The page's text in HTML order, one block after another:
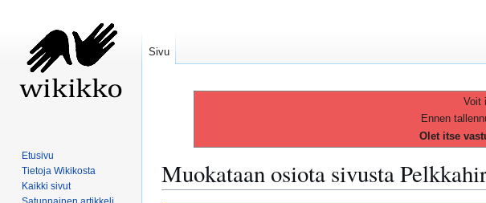
Voit
Ennen
Olet itse
Muokataan osiota sivusta
Sivu
Etusivu
Tietoja Wikikosta
Kaikki sivut